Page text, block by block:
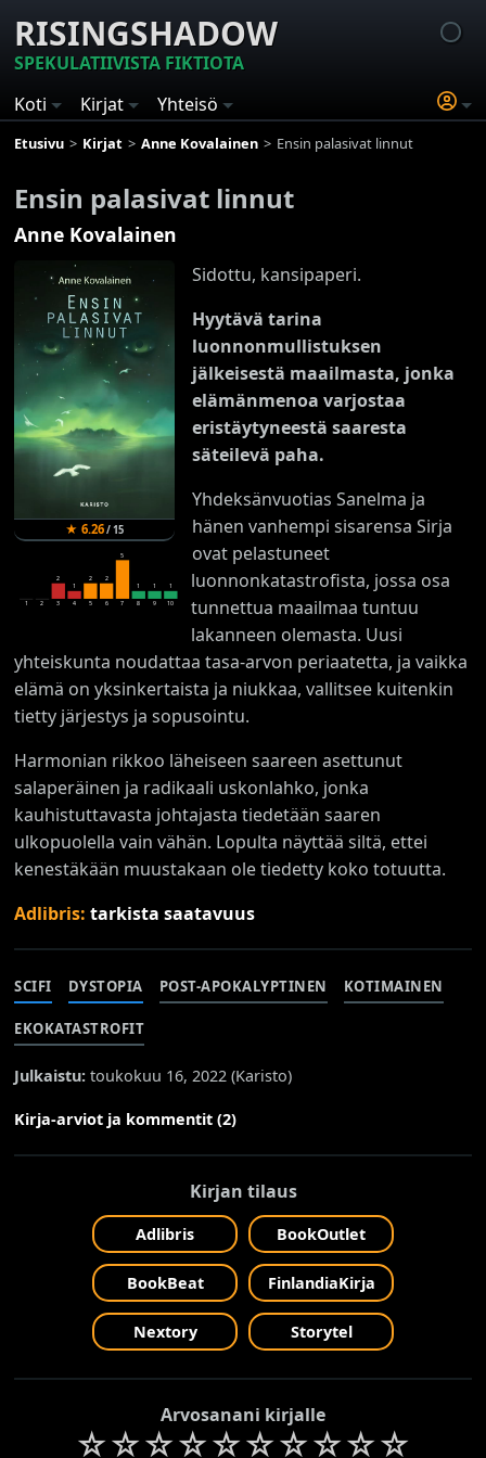
RISINGSHADOW
SPEKULATIIVISTA FIKTIOTA
Koti
Kirjat Yhteisö
Etusivu Kirjat Anne Kovalainen Ensin palasivat linnut
Ensin palasivat linnut
Anne Kovalainen
★6.26/15
1 2
2
3
1
4
2
5
2
6
5
7
1
8
1
9
1
10
Sidottu, kansipaperi.
Hyytävä tarina
luonnonmullistuksen
jälkeisestä maailmasta, jonka
elämänmenoa varjostaa
eristäytyneestä saaresta
säteilevä paha.
Yhdeksänvuotias Sanelma ja
hänen vanhempi sisarensa Sirja
ovat pelastuneet
luonnonkatastrofista, jossa osa
tunnettua maailmaa tuntuu
lakanneen olemasta. Uusi
yhteiskunta noudattaa tasa-arvon periaatetta, ja vaikka
elämä on yksinkertaista ja niukkaa, vallitsee kuitenkin
tietty järjestys ja sopusointu.
Harmonian rikkoo läheiseen saareen asettunut
salaperäinen ja radikaali uskonlahko, jonka
kauhistuttavasta johtajasta tiedetään saaren
ulkopuolella vain vähän. Lopulta näyttää siltä, ettei
kenestäkään muustakaan ole tiedetty koko totuutta.
Adlibris:tarkista saatavuus
SCIFI DYSTOPIA POST-APOKALYPTINEN KOTIMAINEN
EKOKATASTROFIT
Julkaistu: toukokuu 16, 2022 (Karisto)
Kirja-arviot ja kommentit (2)
Kirjan tilaus
Adlibris BookOutlet
BookBeat FinlandiaKirja
Nextory Storytel
Arvosanani kirjalle
☆☆☆☆☆☆☆☆☆☆